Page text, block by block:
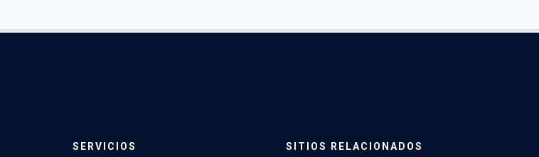
SERVICIOS SITIOS RELACIONADOS